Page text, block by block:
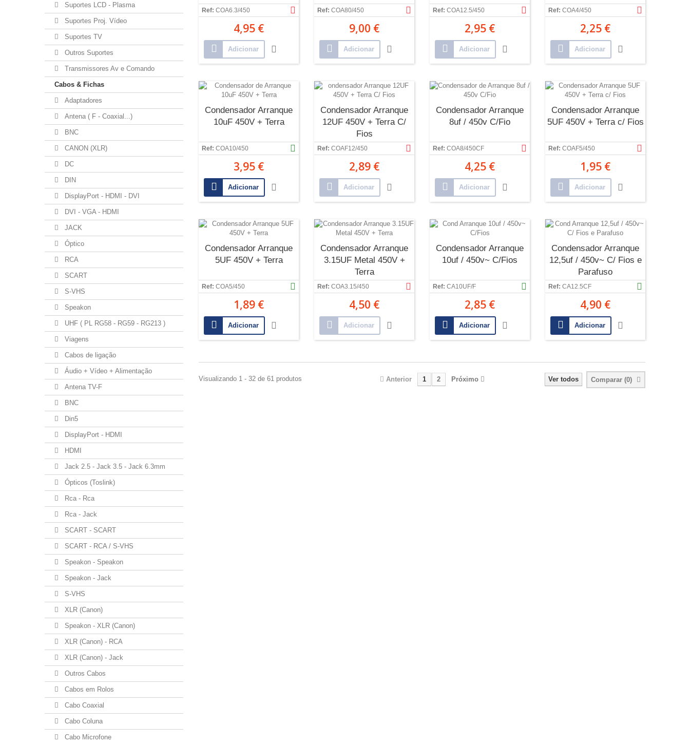
Suportes LCD - Plasma
Suportes Proj. Vídeo
Suportes TV
Outros Suportes
Transmissores Av e Comando
Cabos & Fichas
Adaptadores
Antena ( F - Coaxial...)
BNC
CANON (XLR)
DC
DIN
DisplayPort - HDMI - DVI
DVI - VGA - HDMI
JACK
Óptico
RCA
SCART
S-VHS
Speakon
UHF ( PL RG58 - RG59 - RG213 )
Viagens
Cabos de ligação
Áudio + Vídeo + Alimentação
Antena TV-F
BNC
Din5
DisplayPort - HDMI
HDMI
Jack 2.5 - Jack 3.5 - Jack 6.3mm
Ópticos (Toslink)
Rca - Rca
Rca - Jack
SCART - SCART
SCART - RCA / S-VHS
Speakon - Speakon
Speakon - Jack
S-VHS
XLR (Canon)
Speakon - XLR (Canon)
XLR (Canon) - RCA
XLR (Canon) - Jack
Outros Cabos
Cabos em Rolos
Cabo Coaxial
Cabo Coluna
Cabo Microfone
Ref: COA6.3/450
4,95 €
Adicionar
Ref: COA80/450
9,00 €
Adicionar
Ref: COA12.5/450
2,95 €
Adicionar
Ref: COA4/450
2,25 €
Adicionar
Condensador Arranque
10uF 450V + Terra
Ref: COA10/450
3,95 €
Adicionar
Condensador Arranque
12UF 450V + Terra C/
Fios
Ref: COAF12/450
2,89 €
Adicionar
Condensador Arranque
8uf / 450v C/Fio
Ref: COA8/450CF
4,25 €
Adicionar
Condensador Arranque
5UF 450V + Terra c/ Fios
Ref: COAF5/450
1,95 €
Adicionar
Condensador Arranque
5UF 450V + Terra
Ref: COA5/450
1,89 €
Adicionar
Condensador Arranque
3.15UF Metal 450V +
Terra
Ref: COA3.15/450
4,50 €
Adicionar
Condensador Arranque
10uf / 450v~ C/Fios
Ref: CA10UF/F
2,85 €
Adicionar
Condensador Arranque
12,5uf / 450v~ C/ Fios e
Parafuso
Ref: CA12.5CF
4,90 €
Adicionar
Comparar (0)
Visualizando 1 - 32 de 61 produtos Ver todos
Anterior 1 2 Próximo